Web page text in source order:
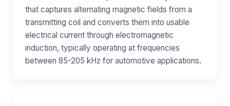
that captures alternating magnetic fields from a
transmitting coil and converts them into usable
electrical current through electromagnetic
induction, typically operating at frequencies
between 85-205 kHz for automotive applications.